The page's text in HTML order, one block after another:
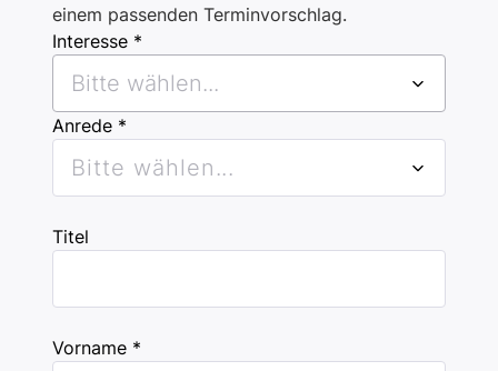
einem passenden Terminvorschlag.
Interesse *
Bitte wählen...
Anrede *
Bitte wählen...
Titel
Vorname *